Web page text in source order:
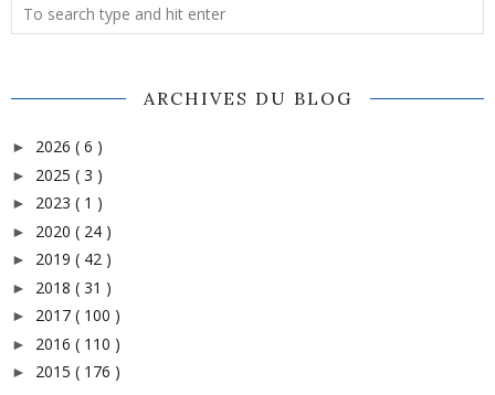
ARCHIVES DU BLOG
► 2026 ( 6 )
► 2025 ( 3 )
► 2023 ( 1 )
► 2020 ( 24 )
► 2019 ( 42 )
► 2018 ( 31 )
► 2017 ( 100 )
► 2016 ( 110 )
► 2015 ( 176 )